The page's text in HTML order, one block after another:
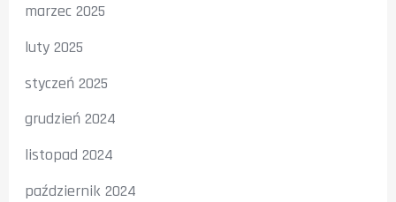
marzec 2025
luty 2025
styczeń 2025
grudzień 2024
listopad 2024
październik 2024